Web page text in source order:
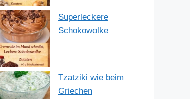
Superleckere
Schokowolke
Tzatziki wie beim
Griechen